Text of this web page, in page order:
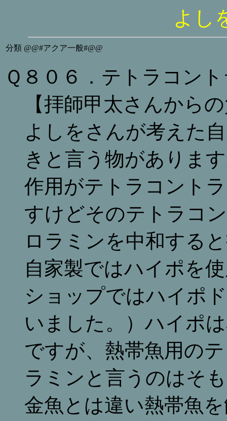
よし
分類 @@#アクア一般#@@
Ｑ８０６．テトラコン
【拝師甲太さんから
よしをさんが考えた
きと言う物がありま
作用がテトラコント
すけどそのテトラコ
ロラミンを中和する
自家製ではハイポを
ショップではハイポ
いました。）ハイポ
ですが、熱帯魚用の
ラミンと言うのはそ
金魚とは違い熱帯魚